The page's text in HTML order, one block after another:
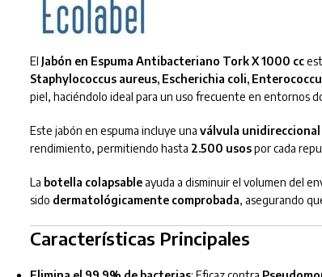
El Jabón en Espuma Antibacteriano Tork X 1000 cc
Staphylococcus aureus, Escherichia coli,
piel, haciéndolo ideal para un uso frecuente en entornos
Este jabón en espuma incluye una válvula unidireccional
rendimiento, permitiendo hasta 2.500 usospor cada
La botella colapsableayuda a disminuir el volumen del
sido dermatológicamente comprobada, asegurando
Características Principales